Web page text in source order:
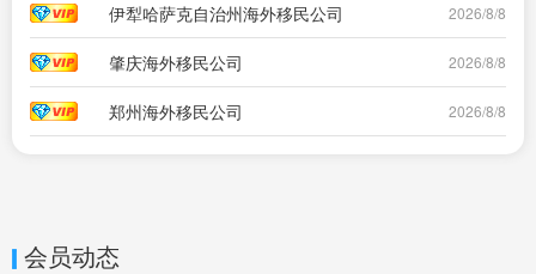
伊犁哈萨克自治州海外移民公司 2026/8/8
肇庆海外移民公司 2026/8/8
郑州海外移民公司 2026/8/8
会员动态